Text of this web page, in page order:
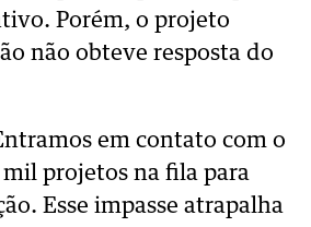
Porém, o projeto
não obteve resposta do
em contato com o
projetos na fila para
Esse impasse atrapalha